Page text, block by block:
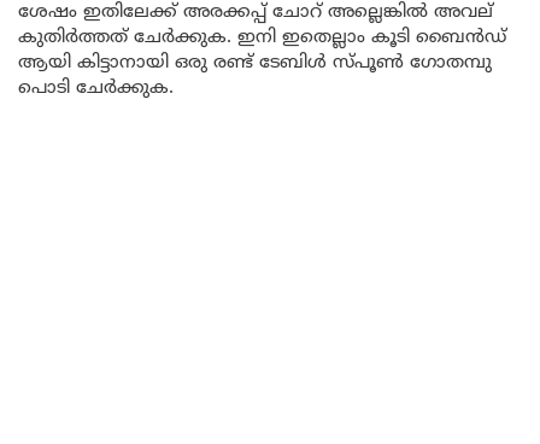
ശേഷം ഇതിലേക്ക് അരക്കപ്പ് ചോറ് അല്ലെങ്കിൽ അവല്
കുതിർത്തത് ചേർക്കുക. ഇനി ഇതെല്ലാം കൂടി ബൈൻഡ്
ആയി കിട്ടാനായി ഒരു രണ്ട് ടേബിൾ സ്പൂൺ ഗോതമ്പു
പൊടി ചേർക്കുക.